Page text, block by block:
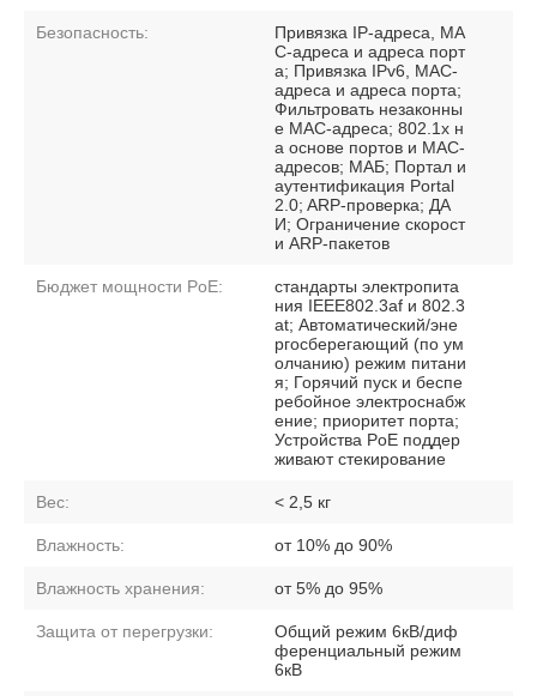
Безопасность:
Привязка IP-адреса, MA
C-адреса и адреса порт
а; Привязка IPv6, MAC-
адреса и адреса порта;
Фильтровать незаконны
е MAC-адреса; 802.1x н
а основе портов и MAC-
адресов; МАБ; Портал и
аутентификация Portal
2.0; ARP-проверка; ДА
И; Ограничение скорост
и ARP-пакетов
Бюджет мощности PoE:
стандарты электропита
ния IEEE802.3af и 802.3
at; Автоматический/эне
ргосберегающий (по ум
олчанию) режим питани
я; Горячий пуск и беспе
ребойное электроснабж
ение; приоритет порта;
Устройства PoE поддер
живают стекирование
Вес: < 2,5 кг
Влажность: от 10% до 90%
Влажность хранения: от 5% до 95%
Защита от перегрузки:
Общий режим 6кВ/диф
ференциальный режим
6кВ